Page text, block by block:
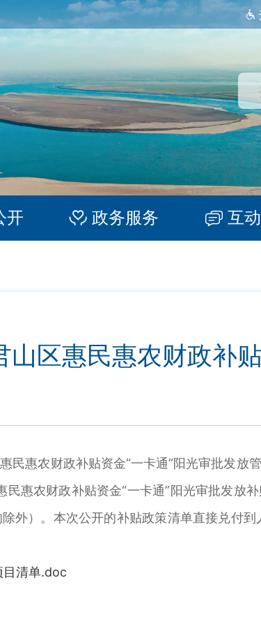
开 政务服务 互
区惠民惠农财政补
惠农财政补贴资金“一卡通”阳光审批发放
惠农财政补贴资金“一卡通”阳光审批发放
外）。本次公开的补贴政策清单直接兑付
目清单.doc